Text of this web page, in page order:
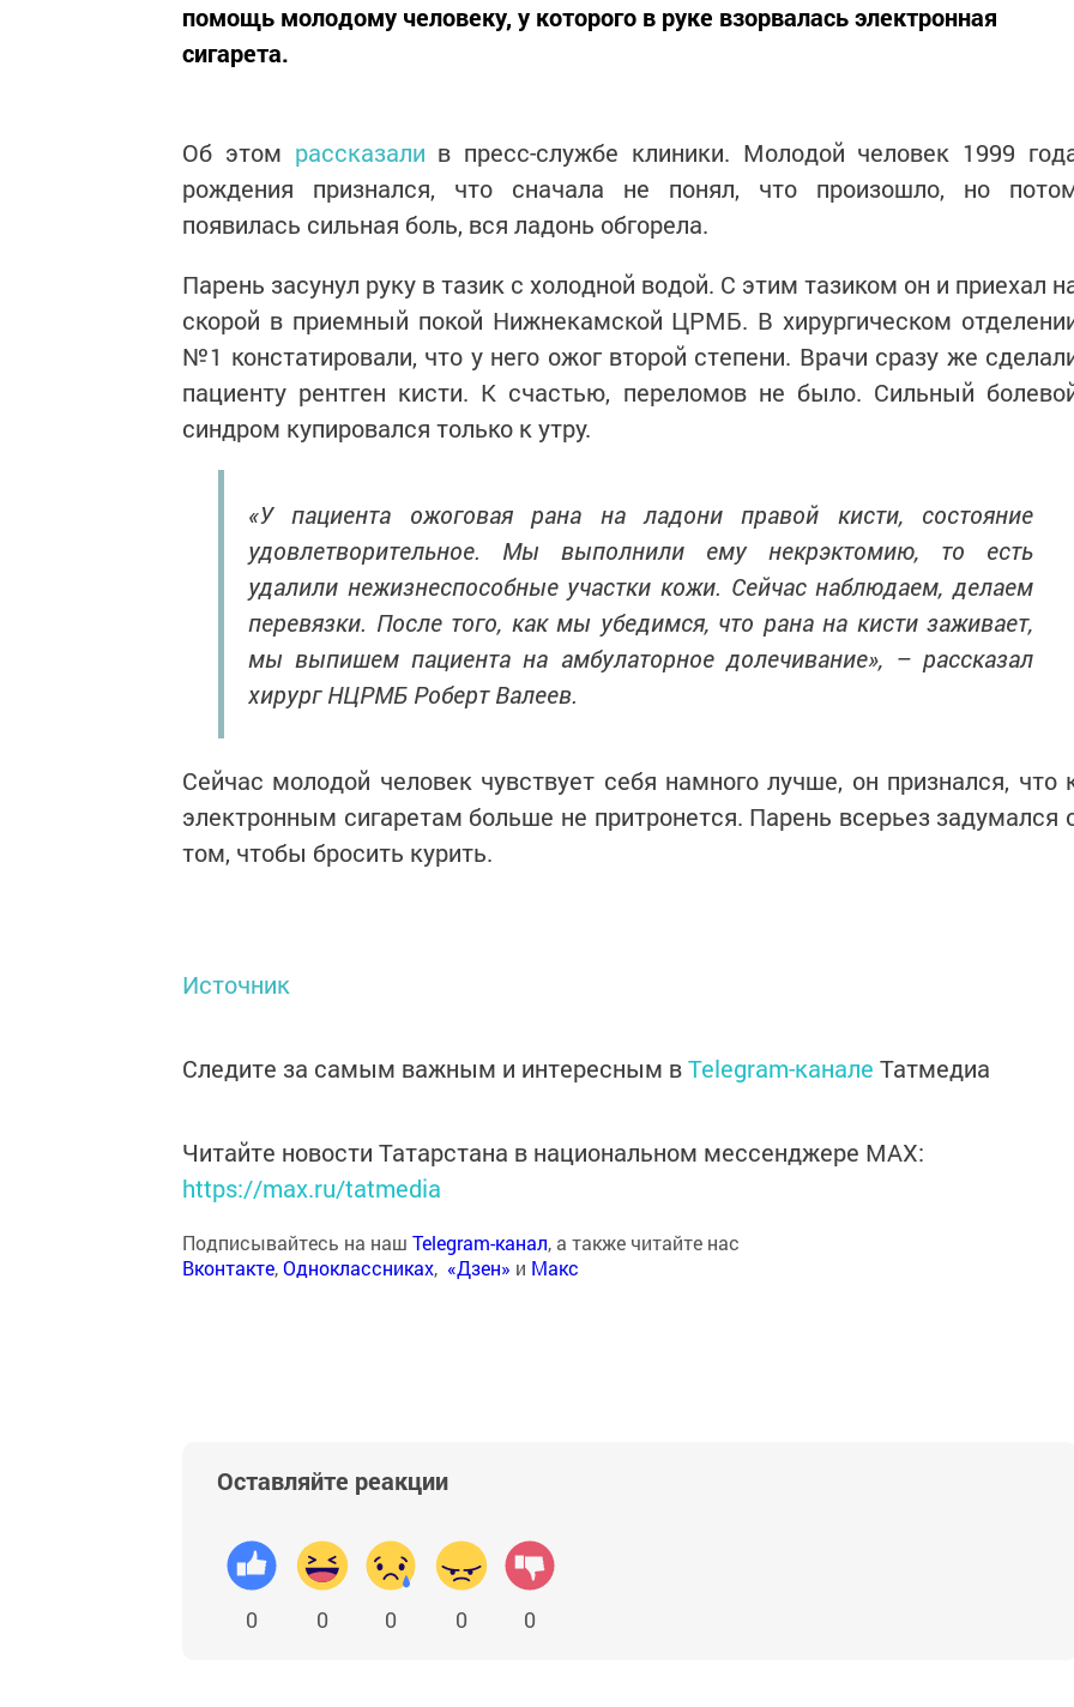
помощь молодому человеку, у которого в руке взорвалась электронная
сигарета.
Об этом рассказали в пресс-службе клиники. Молодой человек 1999
рождения признался, что сначала не понял, что произошло, но
появилась сильная боль, вся ладонь обгорела.
Парень засунул руку в тазик с холодной водой. С этим тазиком он и приехал
скорой в приемный покой Нижнекамской ЦРМБ. В хирургическом
№1 констатировали, что у него ожог второй степени. Врачи сразу же
пациенту рентген кисти. К счастью, переломов не было. Сильный
синдром купировался только к утру.
«У пациента ожоговая рана на ладони правой кисти, состояние
удовлетворительное. Мы выполнили ему некрэктомию, то есть
удалили нежизнеспособные участки кожи. Сейчас наблюдаем, делаем
перевязки. После того, как мы убедимся, что рана на кисти заживает,
мы выпишем пациента на амбулаторное долечивание», – рассказал
хирург НЦРМБ Роберт Валеев.
Сейчас молодой человек чувствует себя намного лучше, он признался, что
электронным сигаретам больше не притронется. Парень всерьез задумался
том, чтобы бросить курить.
Источник
Следите за самым важным и интересным вTelegram-канале Татмедиа
Читайте новости Татарстана в национальном мессенджере MАХ:
https://max.ru/tatmedia
Подписывайтесь на наш Telegram-канал, а также читайте нас
Вконтакте,Одноклассниках, «Дзен» и Макс
Оставляйте реакции
0 0 0 0 0